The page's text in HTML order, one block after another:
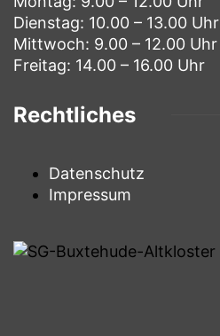
Dienstag: 10.00 – 13.00 Uhr
Mittwoch: 9.00 – 12.00 Uhr
Freitag: 14.00 – 16.00 Uhr
Rechtliches
Datenschutz
Impressum